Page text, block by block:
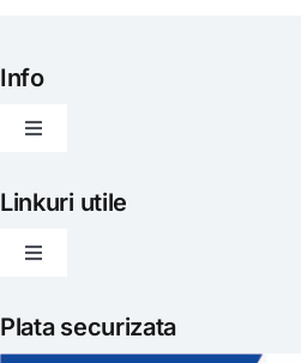
Info
Toggle
Articole
Gatit creativ
Linkuri utile
Toggle
Politica de livrare
Plata securizata